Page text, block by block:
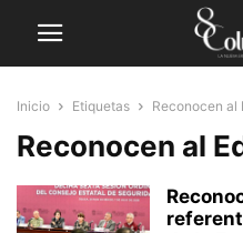
Inicio Etiquetas Reconocen al
Reconocen al